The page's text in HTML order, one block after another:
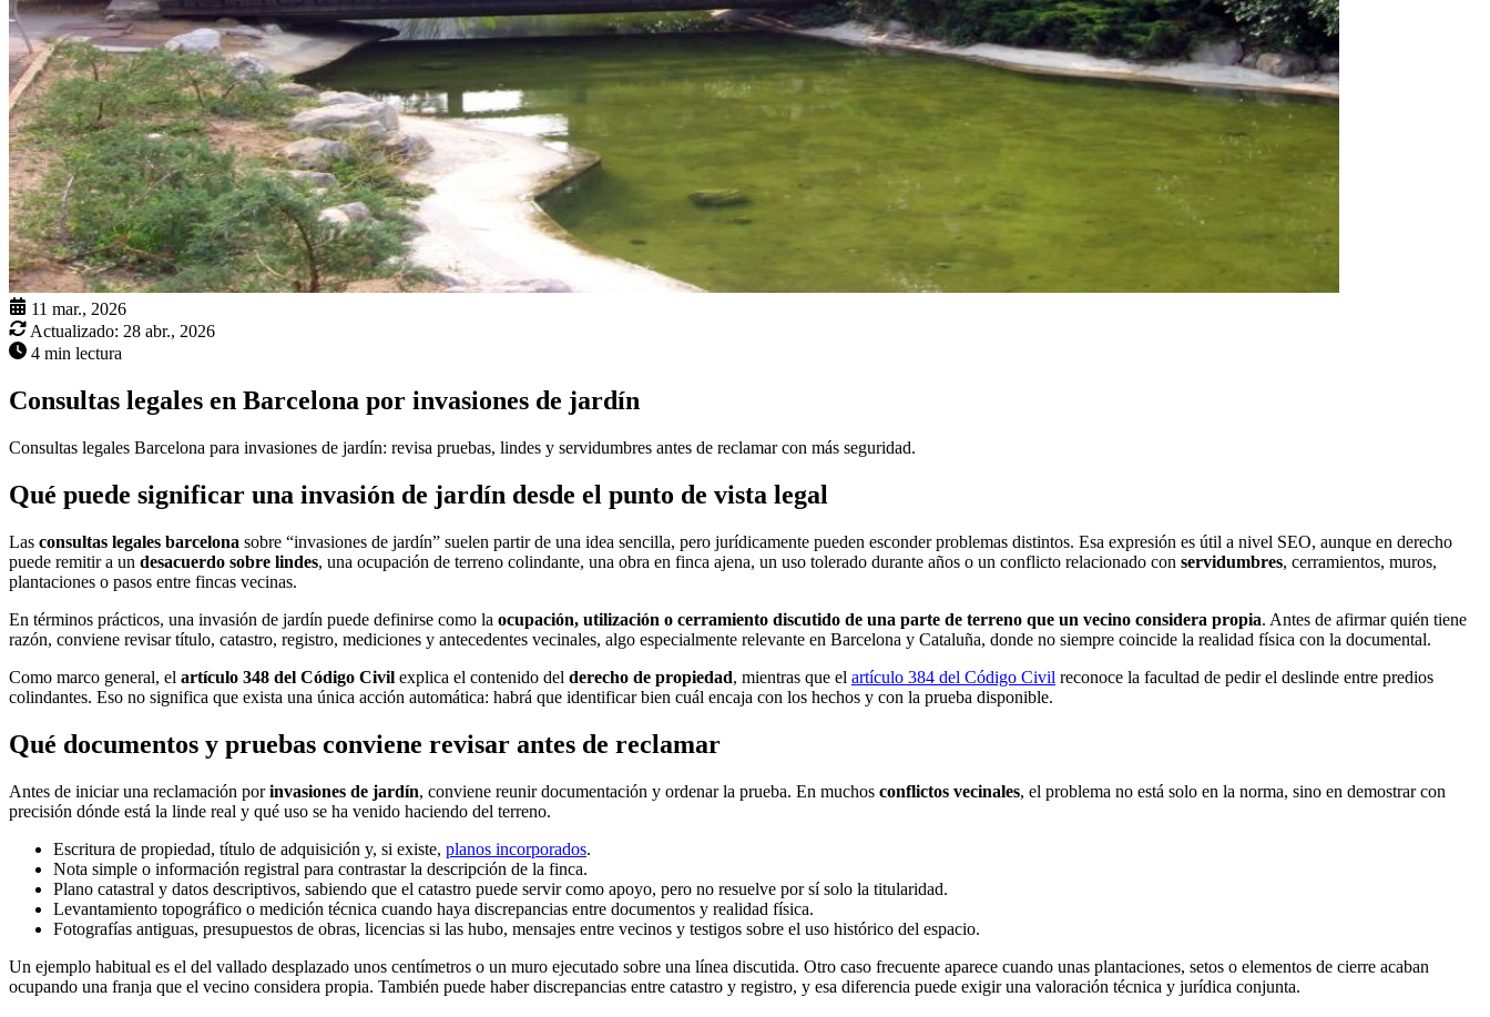
11 mar., 2026
Actualizado: 28 abr., 2026
4 min lectura
Consultas legales en Barcelona por invasiones de jardín
Consultas legales Barcelona para invasiones de jardín: revisa pruebas, lindes y servidumbres antes de reclamar con más seguridad.
Qué puede significar una invasión de jardín desde el punto de vista legal
Las consultas legales barcelona sobre “invasiones de jardín” suelen partir de una idea sencilla, pero jurídicamente pueden esconder problemas distintos. Esa expresión es útil a nivel SEO, aunque en derecho
puede remitir a un desacuerdo sobre lindes, una ocupación de terreno colindante, una obra en finca ajena, un uso tolerado durante años o un conflicto relacionado con servidumbres, cerramientos, muros,
plantaciones o pasos entre fincas vecinas.
En términos prácticos, una invasión de jardín puede definirse como la ocupación, utilización o cerramiento discutido de una parte de terreno que un vecino considera propia. Antes de afirmar quién tiene
razón, conviene revisar título, catastro, registro, mediciones y antecedentes vecinales, algo especialmente relevante en Barcelona y Cataluña, donde no siempre coincide la realidad física con la documental.
Como marco general, el artículo 348 del Código Civil explica el contenido del derecho de propiedad, mientras que el artículo 384 del Código Civil reconoce la facultad de pedir el deslinde entre predios
colindantes. Eso no significa que exista una única acción automática: habrá que identificar bien cuál encaja con los hechos y con la prueba disponible.
Qué documentos y pruebas conviene revisar antes de reclamar
Antes de iniciar una reclamación porinvasiones de jardín, conviene reunir documentación y ordenar la prueba. En muchos conflictos vecinales, el problema no está solo en la norma, sino en demostrar con
precisión dónde está la linde real y qué uso se ha venido haciendo del terreno.
Escritura de propiedad, título de adquisición y, si existe, planos incorporados.
Nota simple o información registral para contrastar la descripción de la finca.
Plano catastral y datos descriptivos, sabiendo que el catastro puede servir como apoyo, pero no resuelve por sí solo la titularidad.
Levantamiento topográfico o medición técnica cuando haya discrepancias entre documentos y realidad física.
Fotografías antiguas, presupuestos de obras, licencias si las hubo, mensajes entre vecinos y testigos sobre el uso histórico del espacio.
Un ejemplo habitual es el del vallado desplazado unos centímetros o un muro ejecutado sobre una línea discutida. Otro caso frecuente aparece cuando unas plantaciones, setos o elementos de cierre acaban
ocupando una franja que el vecino considera propia. También puede haber discrepancias entre catastro y registro, y esa diferencia puede exigir una valoración técnica y jurídica conjunta.